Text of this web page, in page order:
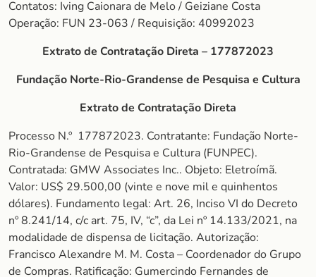
Contatos: Iving Caionara de Melo / Geiziane Costa
Operação: FUN 23-063 / Requisição: 40992023
Extrato de Contratação Direta – 177872023
Fundação Norte-Rio-Grandense de Pesquisa e Cultura
Extrato de Contratação Direta
Processo N.º 177872023. Contratante: Fundação Norte-
Rio-Grandense de Pesquisa e Cultura (FUNPEC).
Contratada: GMW Associates Inc.. Objeto: Eletroímã.
Valor: US$ 29.500,00 (vinte e nove mil e quinhentos
dólares). Fundamento legal: Art. 26, Inciso VI do Decreto
nº 8.241/14, c/c art. 75, IV, “c”, da Lei nº 14.133/2021, na
modalidade de dispensa de licitação. Autorização:
Francisco Alexandre M. M. Costa – Coordenador do Grupo
de Compras. Ratificação: Gumercindo Fernandes de